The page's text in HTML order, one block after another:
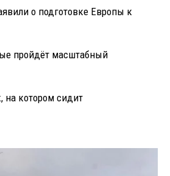
о подготовке Европы к
пройдёт масштабный
на котором сидит